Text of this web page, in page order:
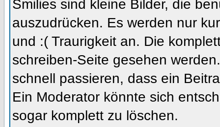
Smilies sind kleine Bilder, die
auszudrücken. Es werden nur
und :( Traurigkeit an. Die
schreiben-Seite gesehen
schnell passieren, dass ein
Ein Moderator könnte sich
sogar komplett zu löschen.